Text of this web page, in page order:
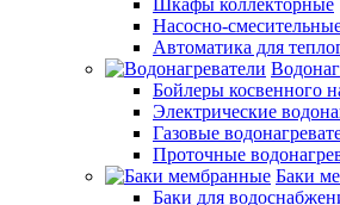
Шкафы коллекторные
Насосно-
Автоматика для
Бойлеры косвенного
Электрические
Газовые
Проточные
Баки
Баки для